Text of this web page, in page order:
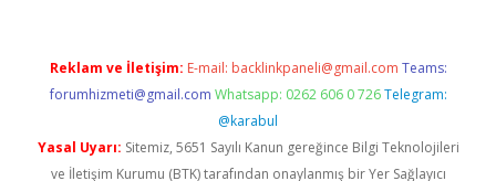
Reklam ve İletişim: E-mail: backlinkpaneli@gmail.com Teams:
forumhizmeti@gmail.com Whatsapp: 0262 606 0 726 Telegram:
@karabul
Yasal Uyarı: Sitemiz, 5651 Sayılı Kanun gereğince Bilgi Teknolojileri
ve İletişim Kurumu (BTK) tarafından onaylanmış bir Yer Sağlayıcı